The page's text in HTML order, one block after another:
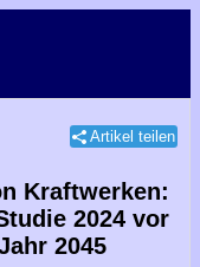
Artikel teilen
Kraftwerken:
2024 vor
2045